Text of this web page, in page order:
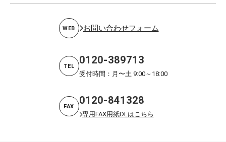
WEB お問い合わせフォーム
TEL 0120-389713
受付時間：月〜土 9:00～18:00
FAX 0120-841328
専用FAX用紙DLはこちら